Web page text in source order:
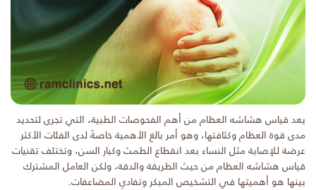
يعد قياس هشاشه العظام من أهم الفحوصات الطبية، التي تجرى لتحديد
مدى قوة العظام وكثافتها، وهو أمر بالغ الأهمية خاصةً لدى الفئات الأكثر
عرضة للإصابة مثل النساء بعد انقطاع الطمث وكبار السن، وتختلف تقنيات
قياس هشاشه العظام من حيث الطريقة والدقة، ولكن العامل المشترك
بينها هو أهميتها في التشخيص المبكر وتفادي المضاعفات.